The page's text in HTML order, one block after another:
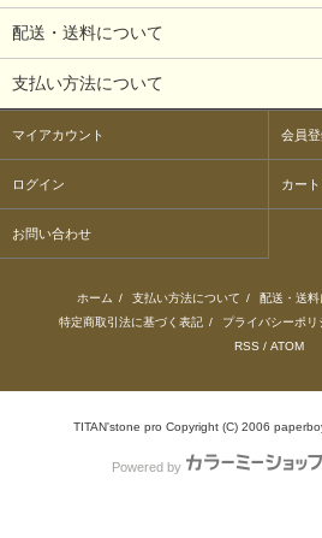
配送・送料について
支払い方法について
マイアカウント 会員
ログイン カー
お問い合わせ
ホーム / 支払い方法について / 配送・送料
特定商取引法に基づく表記 / プライバシーポリ
RSS / ATOM
TITAN'stone pro Copyright (C) 2006
Powered by